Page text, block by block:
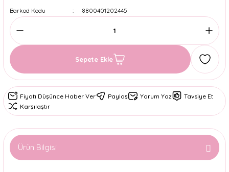
Barkod Kodu
8800401202445
Sepete Ekle
Fiyatı Düşünce Haber Ver Paylaş Yorum Yaz
Tavsiye Et
Karşılaştır
Ürün Bilgisi